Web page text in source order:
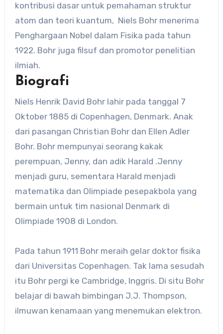
kontribusi dasar untuk pemahaman struktur
atom dan teori kuantum, Niels Bohr menerima
Penghargaan Nobel dalam Fisika pada tahun
1922. Bohr juga filsuf dan promotor penelitian
ilmiah.
Biografi
Niels Henrik David Bohr lahir pada tanggal 7
Oktober 1885 di Copenhagen, Denmark. Anak
dari pasangan Christian Bohr dan Ellen Adler
Bohr. Bohr mempunyai seorang kakak
perempuan, Jenny, dan adik Harald .Jenny
menjadi guru, sementara Harald menjadi
matematika dan Olimpiade pesepakbola yang
bermain untuk tim nasional Denmark di
Olimpiade 1908 di London.
Pada tahun 1911 Bohr meraih gelar doktor fisika
dari Universitas Copenhagen. Tak lama sesudah
itu Bohr pergi ke Cambridge, Inggris. Di situ Bohr
belajar di bawah bimbingan J.J. Thompson,
ilmuwan kenamaan yang menemukan elektron.